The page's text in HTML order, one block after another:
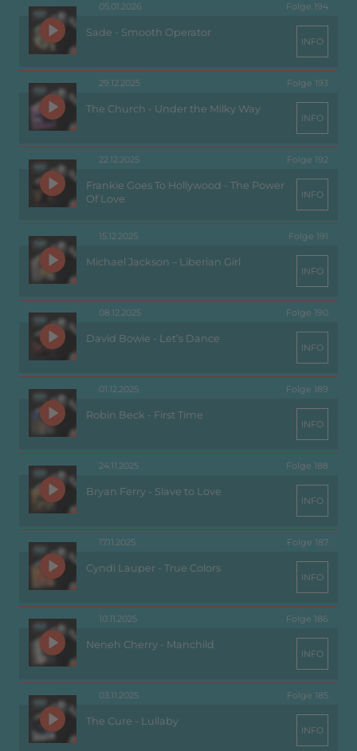
05.01.2026 Folge 194
Sade - Smooth Operator
INFO
29.12.2025 Folge 193
The Church - Under the Milky Way
INFO
22.12.2025 Folge 192
Frankie Goes To Hollywood - The Power
Of Love
INFO
15.12.2025 Folge 191
Michael Jackson – Liberian Girl
INFO
08.12.2025 Folge 190
David Bowie - Let’s Dance
INFO
01.12.2025 Folge 189
Robin Beck - First Time
INFO
24.11.2025 Folge 188
Bryan Ferry - Slave to Love
INFO
17.11.2025 Folge 187
Cyndi Lauper - True Colors
INFO
10.11.2025 Folge 186
Neneh Cherry - Manchild
INFO
03.11.2025 Folge 185
The Cure - Lullaby
INFO